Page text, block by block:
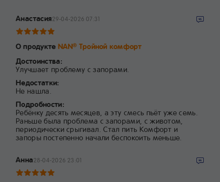
Анастасия29-04-2026 07:31
О продукте NAN® Тройной комфорт
Достоинства:
Улучшает проблему с запорами.
Недостатки:
Не нашла.
Подробности:
Ребёнку десять месяцев, а эту смесь пьёт уже семь.
Раньше была проблема с запорами, с животом,
периодически срыгивал. Стал пить Комфорт и
запоры постепенно начали беспокоить меньше.
Анна28-04-2026 23:01